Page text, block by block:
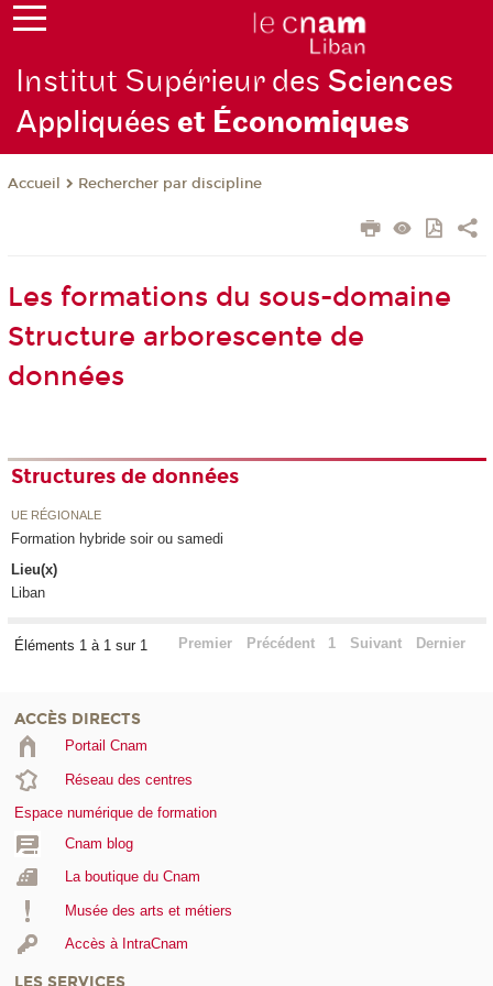
Institut Supérieur des Sciences
Appliquéeset Économiques
Accueil Rechercher par discipline
Les formations du sous-domaine
Structure arborescente de
données
Structures de données
UE RÉGIONALE
Formation hybride soir ou samedi
Lieu(x)
Liban
Éléments 1 à 1 sur 1 Premier Précédent 1 Suivant Dernier
ACCÈS DIRECTS
Portail Cnam
Réseau des centres
Espace numérique de formation
Cnam blog
La boutique du Cnam
Musée des arts et métiers
Accès à IntraCnam
LES SERVICES